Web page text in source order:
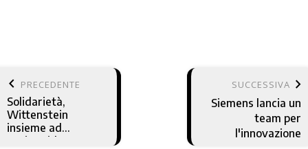
keyboard_arrow_left PRECEDENTE
Solidarietà,
Wittenstein
insieme ad
ActionAid
SUCCESSIVA keyboard_arrow_right
Siemens lancia un
team per
l'innovazione